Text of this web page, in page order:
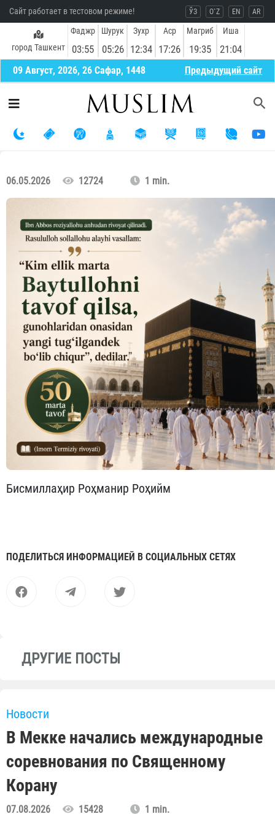
Сайт работает в тестовом режиме! ЎЗ O`Z EN AR
город Ташкент
Фаджр
03:55
Шурук
05:26
Зухр
12:34
Аср
17:26
Магриб
19:35
Иша
21:04
09 Август, 2026, 26 Сафар, 1448 Предыдущий сайт
06.05.2026 12724 1 min.
Бисмиллаҳир Роҳманир Роҳийм
ПОДЕЛИТЬСЯ ИНФОРМАЦИЕЙ В СОЦИАЛЬНЫХ СЕТЯХ
ДРУГИЕ ПОСТЫ
Новости
В Мекке начались международные
соревнования по Священному
Корану
07.08.2026 15428 1 min.